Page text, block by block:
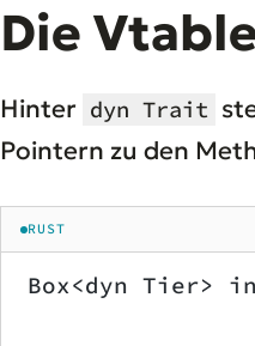
Die
Hinter dyn Trait
Pointern zu den
RUST
Box<dyn Tier>